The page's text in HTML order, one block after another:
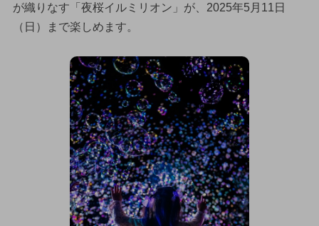
が織りなす「夜桜イルミリオン」が、2025年5月11日
（日）まで楽しめます。